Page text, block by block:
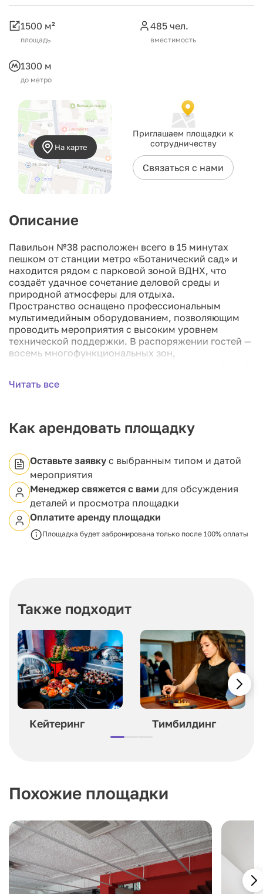
1500 м²
площадь
485 чел.
вместимость
1300 м
до метро
На карте
Приглашаем площадки к
сотрудничеству
Связаться с нами
Описание
Павильон №38 расположен всего в 15 минутах
пешком от станции метро «Ботанический сад» и
находится рядом с парковой зоной ВДНХ, что
создаёт удачное сочетание деловой среды и
природной атмосферы для отдыха.
Пространство оснащено профессиональным
мультимедийным оборудованием, позволяющим
проводить мероприятия с высоким уровнем
технической поддержки. В распоряжении гостей —
восемь многофункциональных зон,
способствует созданию комфортной и
дополняется широким выбором мебели, что
позволяет адаптировать помещения под
подходит для проведения конференций, бизнес-
встреч, обучающих программ, стратегических
сессий и семинаров, предоставляя все
необходимые условия для эффективного
взаимодействия и обмена идеями.
Читать все
Как арендовать площадку
Оставьте заявку с выбранным типом и датой
мероприятия
Менеджер свяжется с вами для обсуждения
деталей и просмотра площадки
Оплатите аренду площадки
Площадка будет забронирована только после 100% оплаты
Также подходит
Кейтеринг Тимбилдинг
Похожие площадки